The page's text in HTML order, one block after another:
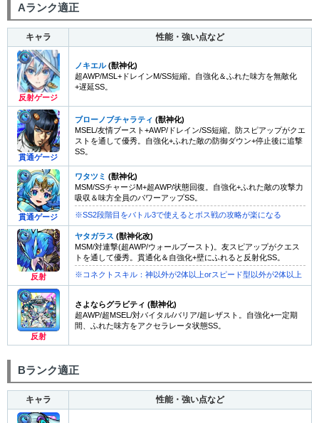
Aランク適正
キャラ 性能・強い点など
反射ゲージ
ノキエル (獣神化)
超AWP/MSL+ドレインM/SS短縮。自強化＆ふれた味方を無敵化
+遅延SS。
貫通ゲージ
ブローノブチャラティ (獣神化)
MSEL/友情ブースト+AWP/ドレイン/SS短縮。防スピアップがクエ
ストを通して優秀。自強化+ふれた敵の防御ダウン+停止後に追撃
SS。
貫通ゲージ
ワタツミ (獣神化)
MSM/SSチャージM+超AWP/状態回復。自強化+ふれた敵の攻撃力
吸収＆味方全員のパワーアップSS。
※SS2段階目をバトル3で使えるとボス戦の攻略が楽になる
反射
ヤタガラス (獣神化改)
MSM/対連撃(超AWP/ウォールブースト)。友スピアップがクエス
トを通して優秀。貫通化＆自強化+壁にふれると反射化SS。
※コネクトスキル：神以外が2体以上orスピード型以外が2体以上
反射
さよならグラビティ (獣神化)
超AWP/超MSEL/対バイタル/バリア/超レザスト。自強化+一定期
間、ふれた味方をアクセラレータ状態SS。
Bランク適正
キャラ 性能・強い点など